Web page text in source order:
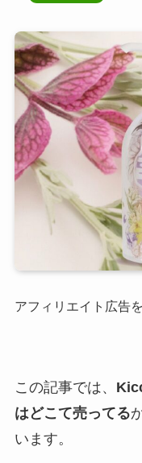
アフィリエイト広告
この記事では、
はどこて売ってる
います。